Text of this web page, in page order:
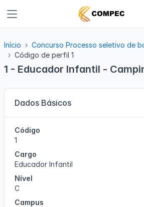
Início
Concurso Processo seletivo de
Código de perfil 1
1 - Educador Infantil -
Dados Básicos
Código
1
Cargo
Educador Infantil
Nível
C
Campus